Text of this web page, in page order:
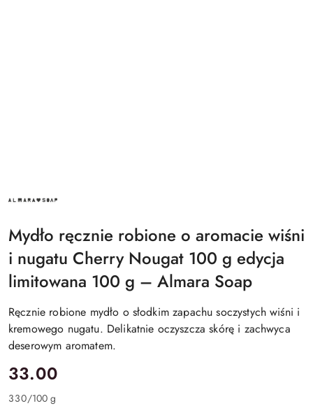
ALMARA
SOAP
Mydło ręcznie robione o aromacie wiśni
i nugatu Cherry Nougat 100 g edycja
limitowana 100 g – Almara Soap
Ręcznie robione mydło o słodkim zapachu soczystych wiśni i
kremowego nugatu. Delikatnie oczyszcza skórę i zachwyca
deserowym aromatem.
cena:
33.00
330/100 g